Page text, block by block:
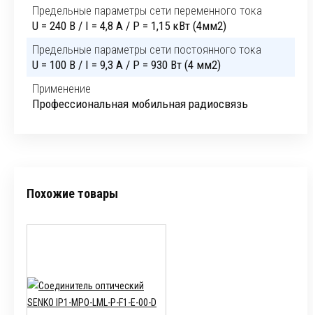
Предельные параметры сети переменного тока
U = 240 В / I = 4,8 А / P = 1,15 кВт (4мм2)
Предельные параметры сети постоянного тока
U = 100 В / I = 9,3 А / P = 930 Вт (4 мм2)
Применение
Профессиональная мобильная радиосвязь
Похожие товары